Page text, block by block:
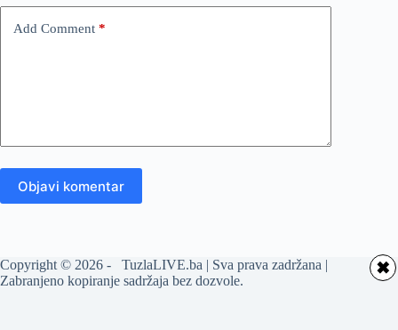
Add Comment *
Objavi komentar
Copyright © 2026 - TuzlaLIVE.ba | Sva prava zadržana |
Zabranjeno kopiranje sadržaja bez dozvole.
✖